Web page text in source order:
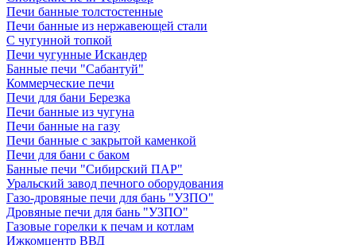
Печи банные толстостенные
Печи банные из нержавеющей стали
С чугунной топкой
Печи чугунные Искандер
Банные печи "Сабантуй"
Коммерческие печи
Печи для бани Березка
Печи банные из чугуна
Печи банные на газу
Печи банные с закрытой каменкой
Печи для бани с баком
Банные печи "Сибирский ПАР"
Уральский завод печного оборудования
Газо-дровяные печи для бань "УЗПО"
Дровяные печи для бань "УЗПО"
Газовые горелки к печам и котлам
Ижкомцентр ВВД